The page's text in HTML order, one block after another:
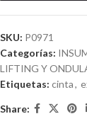
SKU: P0971
Categorías:
LIFTING Y
Etiquetas: cinta,
Share: